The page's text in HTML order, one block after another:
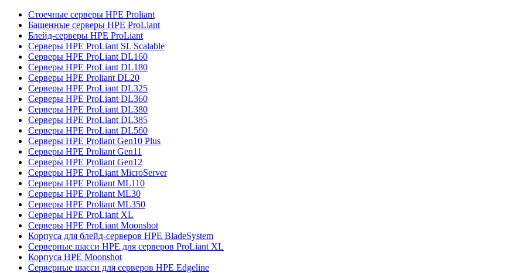
Стоечные серверы HPE Proliant
Башенные серверы HPE ProLiant
Блейд-серверы HPE ProLiant
Серверы HPE ProLiant SL Scalable
Серверы HPE ProLiant DL160
Серверы HPE ProLiant DL180
Серверы HPE Proliant DL20
Серверы HPE ProLiant DL325
Серверы HPE ProLiant DL360
Серверы HPE ProLiant DL380
Серверы HPE ProLiant DL385
Серверы HPE ProLiant DL560
Серверы HPE Proliant Gen10 Plus
Серверы HPE Proliant Gen11
Серверы HPE Proliant Gen12
Серверы HPE ProLiant MicroServer
Серверы HPE Proliant ML110
Серверы HPE Proliant ML30
Серверы HPE Proliant ML350
Серверы HPE ProLiant XL
Серверы HPE ProLiant Moonshot
Корпуса для блейд-серверов HPE BladeSystem
Серверные шасси HPE для серверов ProLiant XL
Корпуса HPE Moonshot
Серверные шасси для серверов HPE Edgeline